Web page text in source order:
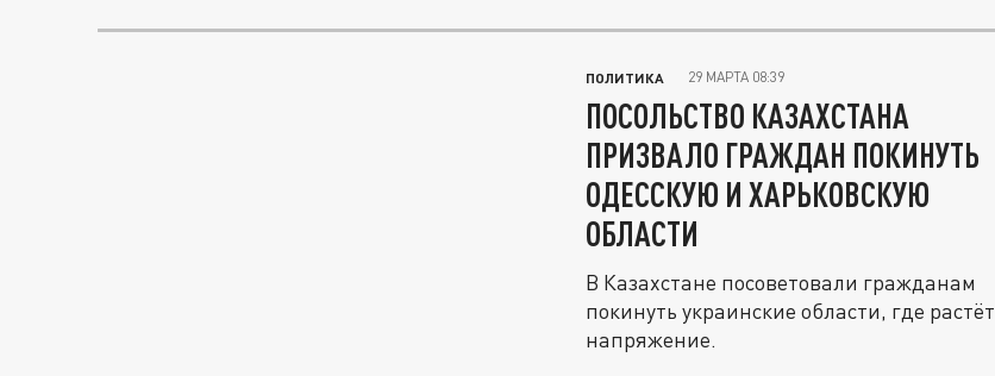
ПОЛИТИКА 29 МАРТА 08:39
ПОСОЛЬСТВО КАЗАХСТАНА
ПРИЗВАЛО ГРАЖДАН ПОКИНУТЬ
ОДЕССКУЮ И ХАРЬКОВСКУЮ
ОБЛАСТИ
В Казахстане посоветовали гражданам
покинуть украинские области, где растёт
напряжение.